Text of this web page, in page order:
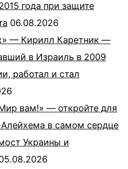
года при защите
06.08.2026
— Кирилл Каретник —
в Израиль в 2009
работал и стал
вам!» — откройте для
в самом сердце
Украины и